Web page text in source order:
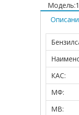
Модель:
КАС:
МФ:
МВ: